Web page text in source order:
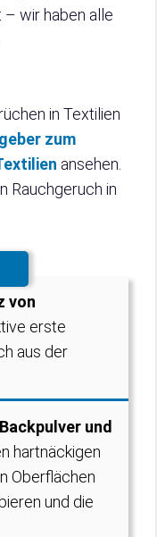
wir haben alle
in Textilien
zum
ansehen.
Rauchgeruch in
von
erste
aus der
und
hartnäckigen
Oberflächen
und die